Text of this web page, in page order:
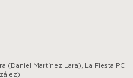
(Daniel Martínez Lara), La Fiesta PC